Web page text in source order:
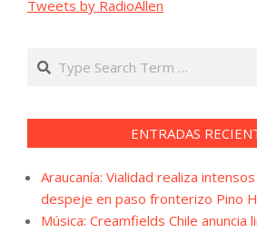
Tweets by RadioAllen
Search
ENTRADAS
Araucanía: Vialidad realiza
despeje en paso fronterizo Pino
Música: Creamfields Chile anuncia